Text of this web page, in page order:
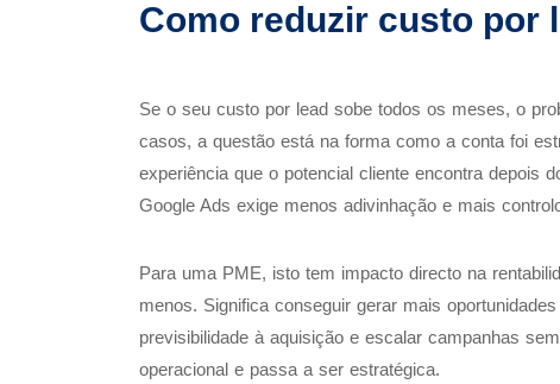
Como reduzir custo por
Se o seu custo por lead sobe todos os meses, o
casos, a questão está na forma como a conta foi
experiência que o potencial cliente encontra depois
Google Ads exige menos adivinhação e mais
Para uma PME, isto tem impacto directo na
menos. Significa conseguir gerar mais
previsibilidade à aquisição e escalar campanhas
operacional e passa a ser estratégica.